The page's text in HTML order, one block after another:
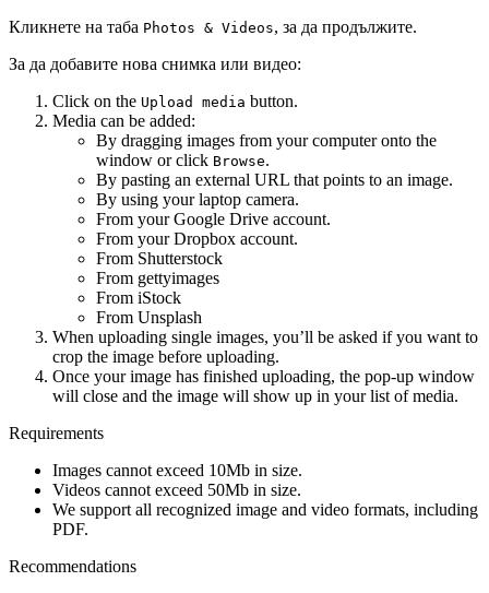
Кликнете на таба Photos & Videos, за да продължите.
За да добавите нова снимка или видео:
Click on the Upload media button.
Media can be added:
By dragging images from your computer onto the
window or click Browse.
By pasting an external URL that points to an image.
By using your laptop camera.
From your Google Drive account.
From your Dropbox account.
From Shutterstock
From gettyimages
From iStock
From Unsplash
When uploading single images, you’ll be asked if you want to
crop the image before uploading.
Once your image has finished uploading, the pop-up window
will close and the image will show up in your list of media.
Requirements
Images cannot exceed 10Mb in size.
Videos cannot exceed 50Mb in size.
We support all recognized image and video formats, including
PDF.
Recommendations